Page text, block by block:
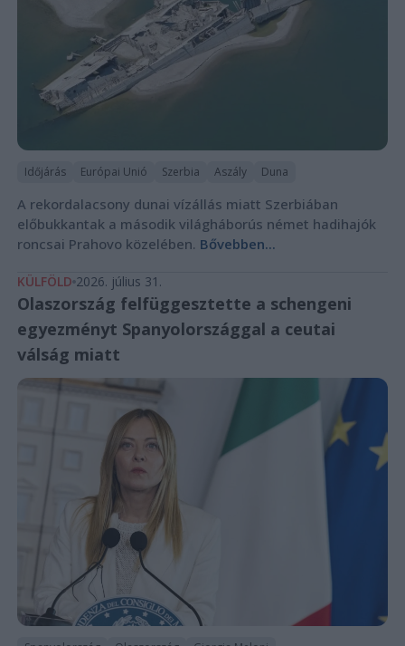
Időjárás Európai Unió Szerbia Aszály Duna
A rekordalacsony dunai vízállás miatt Szerbiában
előbukkantak a második világháborús német hadihajók
roncsai Prahovo közelében. Bővebben...
KÜLFÖLD 2026. július 31.
Olaszország felfüggesztette a schengeni
egyezményt Spanyolországgal a ceutai
válság miatt